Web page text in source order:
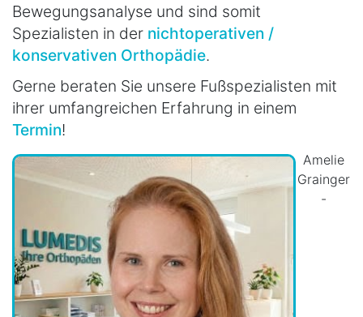
Bewegungsanalyse und sind somit
Spezialisten in der nichtoperativen /
konservativen Orthopädie.
Gerne beraten Sie unsere Fußspezialisten mit
ihrer umfangreichen Erfahrung in einem
Termin!
Amelie
Grainger
-